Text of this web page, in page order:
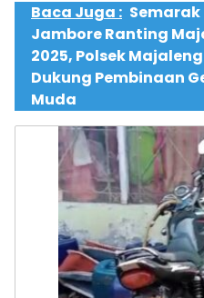
Baca Juga :
Jambore Ranting
2025, Polsek
Dukung Pembinaan
Muda